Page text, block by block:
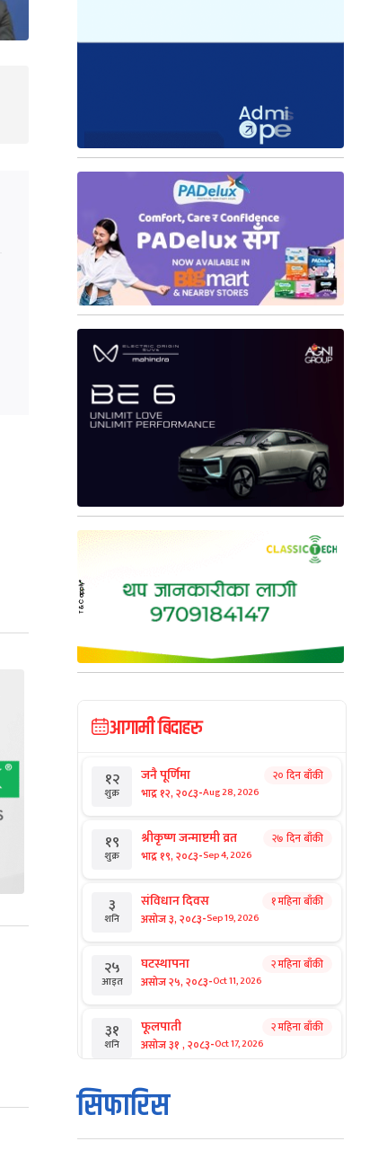
आगामी बिदाहरु
१२
शुक्र
जनै पूर्णिमा
भाद्र १२, २०८३-Aug 28, 2026
२० दिन बाँकी
१९
शुक्र
श्रीकृष्ण जन्माष्टमी व्रत
भाद्र १९, २०८३-Sep 4, 2026
२७ दिन बाँकी
३
शनि
संविधान दिवस
असोज ३, २०८३-Sep 19, 2026
१ महिना बाँकी
२५
आइत
घटस्थापना
असोज २५, २०८३-Oct 11, 2026
२ महिना बाँकी
३१
शनि
फूलपाती
असोज ३१ , २०८३-Oct 17, 2026
२ महिना बाँकी
१
आइत
कार्तिक सङ्क्रान्ति
कार्तिक १, २०८३
सिफारिस